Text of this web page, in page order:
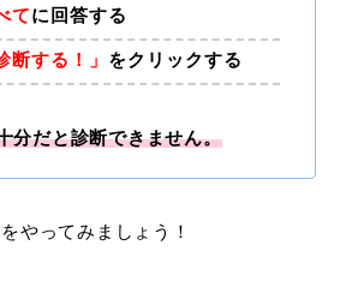
てに回答する
断する！」 をクリックする
分だと診断できません。
やってみましょう！